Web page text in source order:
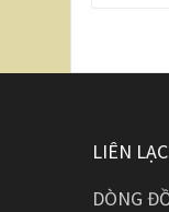
LIÊN LẠC
DÒNG